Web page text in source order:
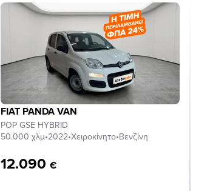
FIAT PANDA VAN
POP GSE HYBRID
50.000 χλμ•2022•Χειροκίνητο•Βενζίνη
12.090€